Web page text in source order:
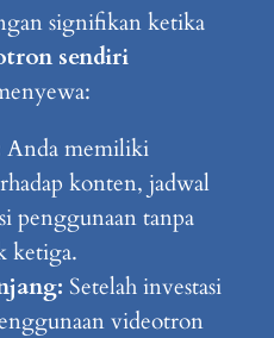
signifikan ketika
sendiri
Anda memiliki
konten, jadwal
penggunaan tanpa
ketiga.
Setelah investasi
videotron